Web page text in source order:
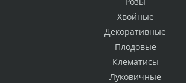
Хвойные
Декоративные
Плодовые
Клематисы
Луковичные